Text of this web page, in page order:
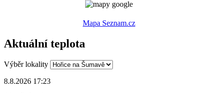
Mapa Seznam.cz
Aktuální teplota
Výběr lokality
8.8.2026 17:23